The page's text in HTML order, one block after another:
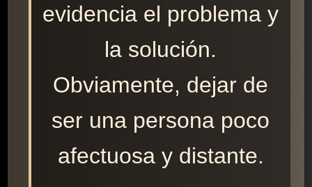
evidencia el problema y
la solución.
Obviamente, dejar de
ser una persona poco
afectuosa y distante.